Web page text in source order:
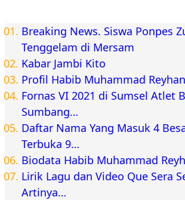
Breaking News. Siswa Ponpes
Tenggelam di Mersam
Kabar Jambi Kito
Profil Habib Muhammad
Fornas VI 2021 di Sumsel Atlet
Sumbang…
Daftar Nama Yang Masuk 4
Terbuka 9…
Biodata Habib Muhammad
Lirik Lagu dan Video Que Sera
Artinya…